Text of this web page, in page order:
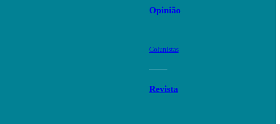
Opinião
Colunistas
Revista